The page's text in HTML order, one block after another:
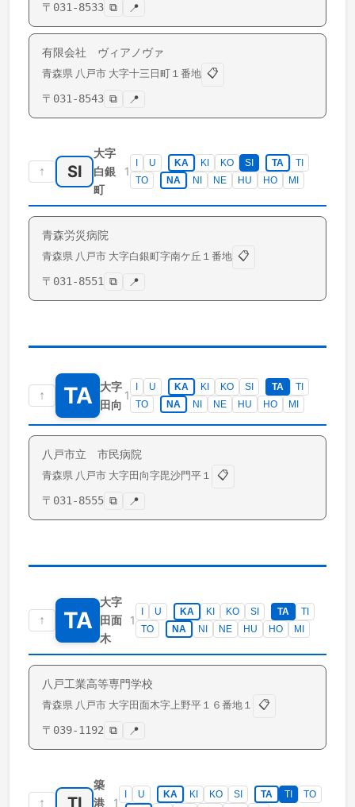
〒 031-8533 ⧉ 📍
有限会社 ヴィアノヴァ
青森県 八戸市 大字十三日町 １番地 📋
〒 031-8543 ⧉ 📍
↑ SI
大字
白銀
町
1
I U KA KI KO SI TA
TI
TO
NA NI NE HU HO MI
青森労災病院
青森県 八戸市 大字白銀町字南ケ丘１番地 📋
〒 031-8551 ⧉ 📍
↑ TA
大字
田向
1
U KA KI KO SI TA
TI
TO
NA NI NE HU HO MI
八戸市立 市民病院
青森県 八戸市 大字田向字毘沙門平１
📋
〒 031-8555 ⧉ 📍
↑ TA
大字
田面
木
1
I U KA KI KO SI TA
TI
TO
NA NI NE HU HO MI
八戸工業高等専門学校
青森県 八戸市 大字田面木字上野平１６番地１
📋
〒 039-1192 ⧉ 📍
↑ TI
築
港
1
I U KA KI KO SI TA TI
TO